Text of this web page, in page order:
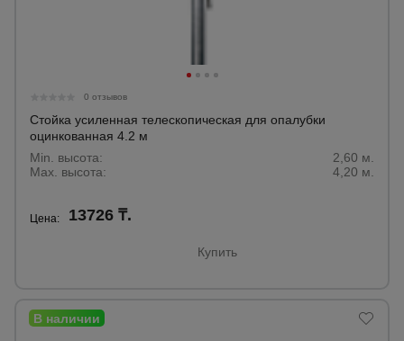
0 отзывов
Стойка усиленная телескопическая для опалубки
оцинкованная 4.2 м
Min. высота:
2,60 м.
Max. высота:
4,20 м.
Цена: 13726 ₸.
Купить